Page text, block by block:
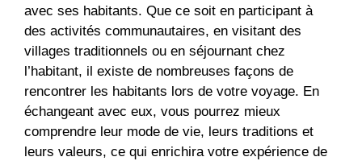
avec ses habitants. Que ce soit en participant à
des activités communautaires, en visitant des
villages traditionnels ou en séjournant chez
l’habitant, il existe de nombreuses façons de
rencontrer les habitants lors de votre voyage. En
échangeant avec eux, vous pourrez mieux
comprendre leur mode de vie, leurs traditions et
leurs valeurs, ce qui enrichira votre expérience de